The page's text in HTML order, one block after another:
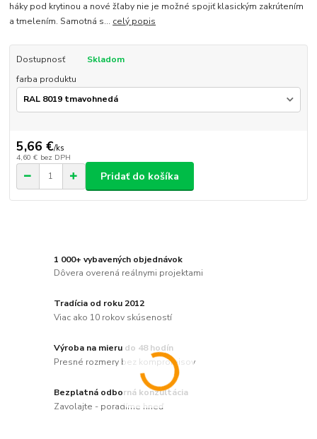
háky pod krytinou a nové žľaby nie je možné spojiť klasickým zakrútením
a tmelením. Samotná s... celý popis
Dostupnosť
Skladom
farba produktu
5,66 €/ks
4,60 € bez DPH
Pridať do košíka
1 000+ vybavených objednávok
Dôvera overená reálnymi projektami
Tradícia od roku 2012
Viac ako 10 rokov skúseností
Výroba na mieru do 48 hodín
Presné rozmery bez kompromisov
Bezplatná odborná konzultácia
Zavolajte - poradíme hneď